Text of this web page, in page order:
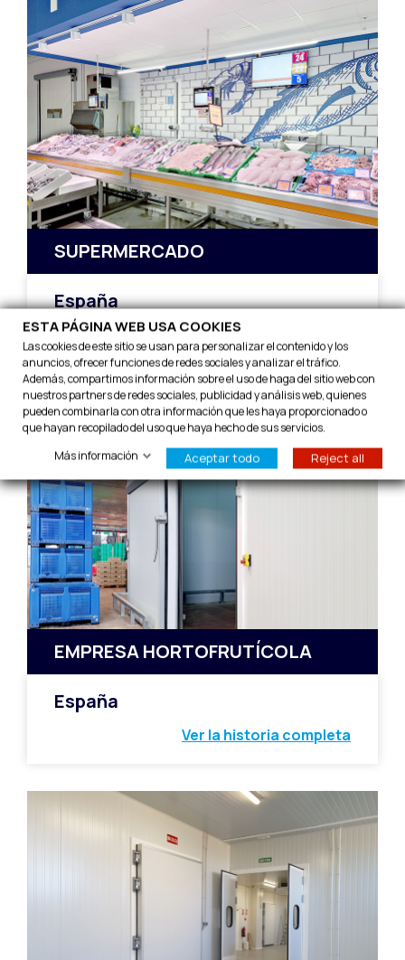
SUPERMERCADO
España
Ver la historia completa
EMPRESA HORTOFRUTÍCOLA
España
Ver la historia completa
ESTA PÁGINA WEB USA COOKIES
Las cookies de este sitio se usan para personalizar el contenido y los
anuncios, ofrecer funciones de redes sociales y analizar el tráfico.
Además, compartimos información sobre el uso de haga del sitio web con
nuestros partners de redes sociales, publicidad y análisis web, quienes
pueden combinarla con otra información que les haya proporcionado o
que hayan recopilado del uso que haya hecho de sus servicios.
Más información
Aceptar todo Reject all